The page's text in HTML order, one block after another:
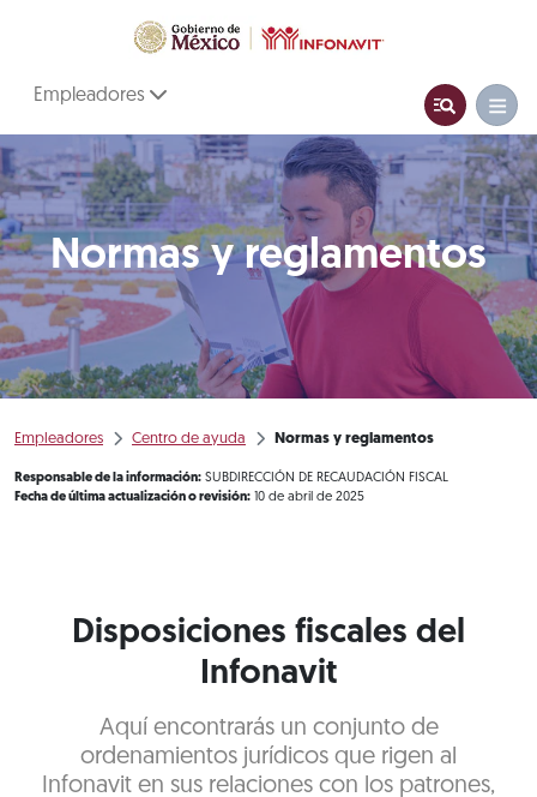
Empleadores
Normas y reglamentos
Empleadores Centro de ayuda Normas y reglamentos
Responsable de la información: SUBDIRECCIÓN DE RECAUDACIÓN FISCAL
Fecha de última actualización o revisión: 10 de abril de 2025
Disposiciones fiscales del
Infonavit
Aquí encontrarás un conjunto de
ordenamientos jurídicos que rigen al
Infonavit en sus relaciones con los patrones,